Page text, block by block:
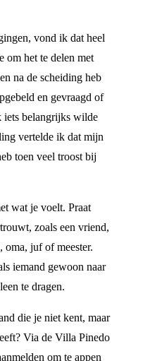
vond ik dat heel
om het te delen met
na de scheiding heb
en gevraagd of
iets belangrijks wilde
vertelde ik dat mijn
toen veel troost bij
wat je voelt. Praat
zoals een vriend,
oma, juf of meester.
iemand gewoon naar
te dragen.
die je niet kent, maar
Via de Villa Pinedo
om te appen